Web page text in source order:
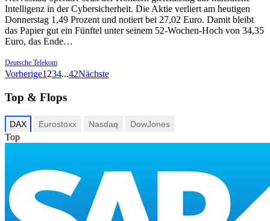
Intelligenz in der Cybersicherheit. Die Aktie verliert am heutigen
Donnerstag 1,49 Prozent und notiert bei 27,02 Euro. Damit bleibt
das Papier gut ein Fünftel unter seinem 52-Wochen-Hoch von 34,35
Euro, das Ende…
Deutsche Telekom
Vorherige1 234...42Nächste
Top & Flops
DAX Eurostoxx Nasdaq DowJones
Top